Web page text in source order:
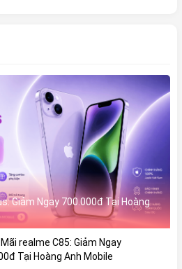
Giảm Ngay 700.000đ Tại Hoàng
realme C85: Giảm Ngay
Tại Hoàng Anh Mobile